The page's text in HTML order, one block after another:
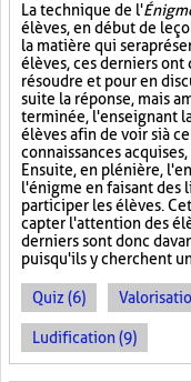
La technique de l'
élèves, en début de
la matière qui sera
élèves, ces derniers
résoudre et pour en
suite la réponse, mais
terminée, l'enseignant
élèves afin de voir si à
connaissances
Ensuite, en plénière,
l'énigme en faisant des
participer les élèves.
capter l'attention des
derniers sont donc
puisqu'ils y cherchent
Quiz (6)
Ludification (9)